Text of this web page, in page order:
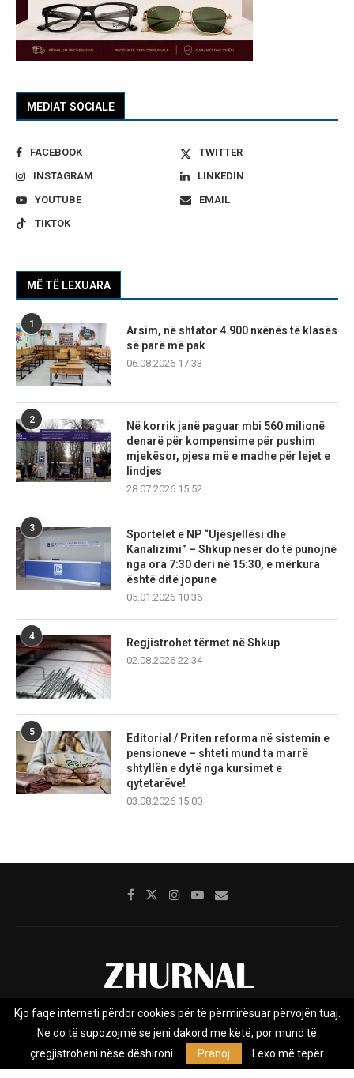
MEDIAT SOCIALE
FACEBOOK
TWITTER
INSTAGRAM
LINKEDIN
YOUTUBE
EMAIL
TIKTOK
MË TË LEXUARA
1
Arsim, në shtator 4.900 nxënës të klasës
së parë më pak
06.08.2026 17:33
2
Në korrik janë paguar mbi 560 milionë
denarë për kompensime për pushim
mjekësor, pjesa më e madhe për lejet e
lindjes
28.07.2026 15:52
3
Sportelet e NP “Ujësjellësi dhe
Kanalizimi” – Shkup nesër do të punojnë
nga ora 7:30 deri në 15:30, e mërkura
është ditë jopune
05.01.2026 10:36
4
Regjistrohet tërmet në Shkup
02.08.2026 22:34
5
Editorial / Priten reforma në sistemin e
pensioneve – shteti mund ta marrë
shtyllën e dytë nga kursimet e
qytetarëve!
03.08.2026 15:00
Rreth nesh Impresumi Marketing
Kontakt
Privacy Policy
Zhurnal.mk është Agjenci e Lajmeve e pavarur, e themeluar në vitin
Kjo faqe interneti përdor cookies për të përmirësuar përvojën tuaj.
Ne do të supozojmë se jeni dakord me këtë, por mund të
çregjistroheni nëse dëshironi.
Pranoj Lexo më tepër